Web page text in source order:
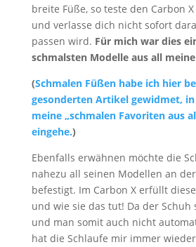
breite Füße, so teste den Carbon
und verlasse dich nicht sofort
passen wird. Für mich war dies
schmalsten Modelle aus all
(Schmalen Füßen habe ich hier
gesonderten Artikel gewidmet,
meine „schmalen Favoriten aus
eingehe.)
Ebenfalls erwähnen möchte die
nahezu all seinen Modellen an
befestigt. Im Carbon X erfüllt
und wie sie das tut! Da der Schuh
und man somit auch nicht
hat die Schlaufe mir immer